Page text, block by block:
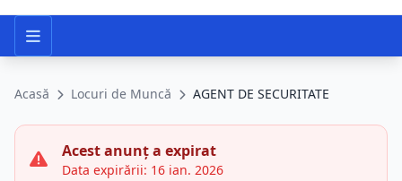
Acasă Locuri de Muncă AGENT DE SECURITATE
Acest anunț a expirat
Data expirării: 16 ian. 2026